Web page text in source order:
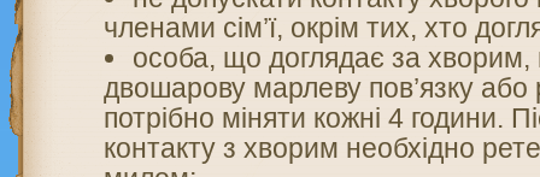
членами сім’ї, окрім тих, хто
особа, що доглядає за
двошарову марлеву пов’язку або
потрібно міняти кожні 4 години.
контакту з хворим необхідно